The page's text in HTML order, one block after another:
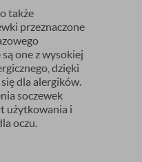
także
przeznaczone
one z wysokiej
dzięki
dla alergików.
soczewek
użytkowania i
oczu.